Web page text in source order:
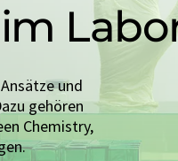
und
gehören
Chemistry,